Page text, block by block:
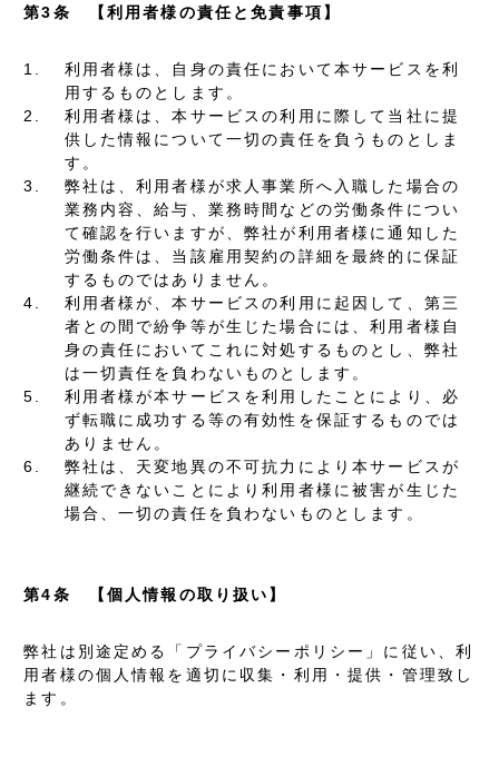
第3条 【利用者様の責任と免責事項】
1.
利用者様は、自身の責任において本サービスを利
用するものとします。
2.
利用者様は、本サービスの利用に際して当社に提
供した情報について一切の責任を負うものとしま
す。
3.
弊社は、利用者様が求人事業所へ入職した場合の
業務内容、給与、業務時間などの労働条件につい
て確認を行いますが、弊社が利用者様に通知した
労働条件は、当該雇用契約の詳細を最終的に保証
するものではありません。
4.
利用者様が、本サービスの利用に起因して、第三
者との間で紛争等が生じた場合には、利用者様自
身の責任においてこれに対処するものとし、弊社
は一切責任を負わないものとします。
5.
利用者様が本サービスを利用したことにより、必
ず転職に成功する等の有効性を保証するものでは
ありません。
6.
弊社は、天変地異の不可抗力により本サービスが
継続できないことにより利用者様に被害が生じた
場合、一切の責任を負わないものとします。
第4条 【個人情報の取り扱い】
弊社は別途定める「プライバシーポリシー」に従い、利
用者様の個人情報を適切に収集・利用・提供・管理致し
ます。